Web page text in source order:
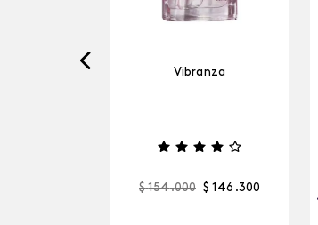
Vibranza
$ 154.000 $ 146 .300